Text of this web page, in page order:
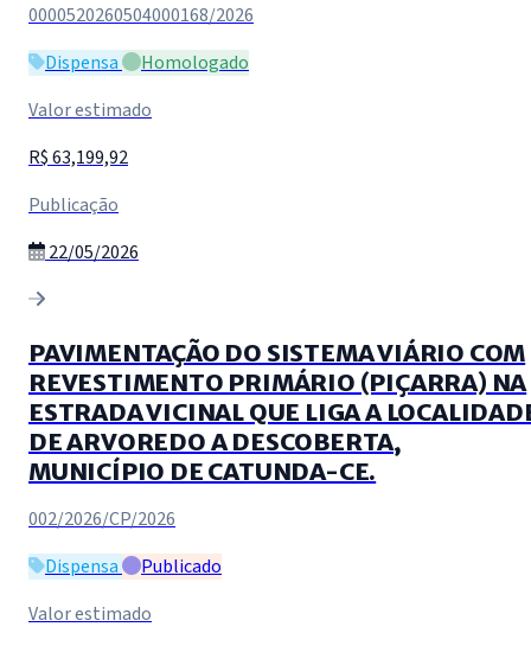
0000520260504000168/2026
Dispensa
Homologado
Valor estimado
R$ 63,199,92
Publicação
22/05/2026
PAVIMENTAÇÃO DO SISTEMA VIÁRIO COM
REVESTIMENTO PRIMÁRIO (PIÇARRA) NA
ESTRADA VICINAL QUE LIGA A
DE ARVOREDO A DESCOBERTA,
MUNICÍPIO DE CATUNDA-CE.
002/2026/CP/2026
Dispensa
Publicado
Valor estimado